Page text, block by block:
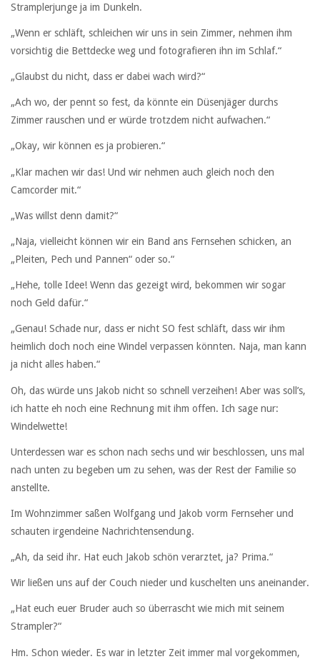
Stramplerjunge ja im Dunkeln.
„Wenn er schläft, schleichen wir uns in sein Zimmer, nehmen ihm
vorsichtig die Bettdecke weg und fotografieren ihn im Schlaf.“
„Glaubst du nicht, dass er dabei wach wird?“
„Ach wo, der pennt so fest, da könnte ein Düsenjäger durchs
Zimmer rauschen und er würde trotzdem nicht aufwachen.“
„Okay, wir können es ja probieren.“
„Klar machen wir das! Und wir nehmen auch gleich noch den
Camcorder mit.“
„Was willst denn damit?“
„Naja, vielleicht können wir ein Band ans Fernsehen schicken, an
„Pleiten, Pech und Pannen“ oder so.“
„Hehe, tolle Idee! Wenn das gezeigt wird, bekommen wir sogar
noch Geld dafür.“
„Genau! Schade nur, dass er nicht SO fest schläft, dass wir ihm
heimlich doch noch eine Windel verpassen könnten. Naja, man kann
ja nicht alles haben.“
Oh, das würde uns Jakob nicht so schnell verzeihen! Aber was soll’s,
ich hatte eh noch eine Rechnung mit ihm offen. Ich sage nur:
Windelwette!
Unterdessen war es schon nach sechs und wir beschlossen, uns mal
nach unten zu begeben um zu sehen, was der Rest der Familie so
anstellte.
Im Wohnzimmer saßen Wolfgang und Jakob vorm Fernseher und
schauten irgendeine Nachrichtensendung.
„Ah, da seid ihr. Hat euch Jakob schön verarztet, ja? Prima.“
Wir ließen uns auf der Couch nieder und kuschelten uns aneinander.
„Hat euch euer Bruder auch so überrascht wie mich mit seinem
Strampler?“
Hm. Schon wieder. Es war in letzter Zeit immer mal vorgekommen,